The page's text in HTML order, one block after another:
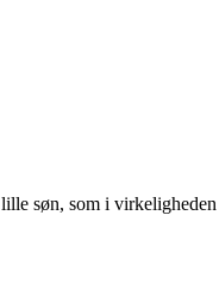
søn, som i